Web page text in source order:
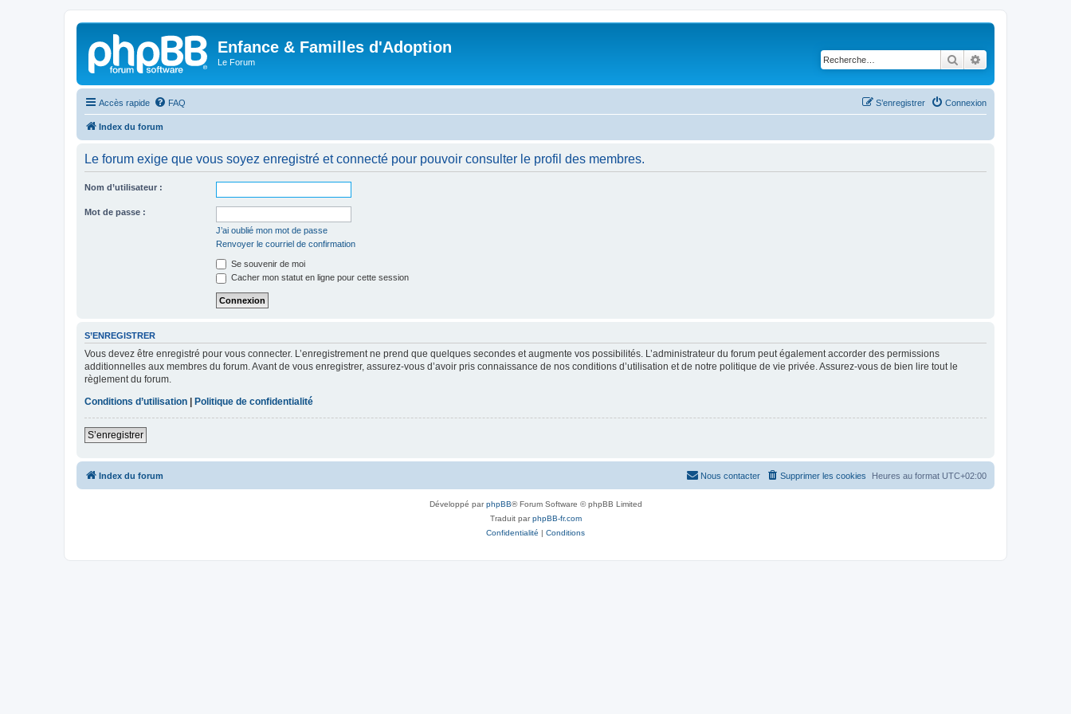
Enfance & Familles d'Adoption
Le Forum Rechercher
Accès rapide FAQ Connexion
S’enregistrer
Index du forum
Le forum exige que vous soyez enregistré et connecté pour pouvoir consulter le profil des membres.
Nom d’utilisateur :
Mot de passe :
J’ai oublié mon mot de passe
Renvoyer le courriel de confirmation
Se souvenir de moi
Cacher mon statut en ligne pour cette session
S’ENREGISTRER
Vous devez être enregistré pour vous connecter. L’enregistrement ne prend que quelques secondes et augmente vos possibilités. L’administrateur du forum peut également accorder des permissions
additionnelles aux membres du forum. Avant de vous enregistrer, assurez-vous d’avoir pris connaissance de nos conditions d’utilisation et de notre politique de vie privée. Assurez-vous de bien lire tout le
règlement du forum.
Conditions d’utilisation
Politique de confidentialité
S’enregistrer
Index du forum Heures au format UTC+02:00
Supprimer les cookies
Nous contacter
Développé parphpBB® Forum Software © phpBB Limited
Traduit parphpBB-fr.com
Confidentialité | Conditions